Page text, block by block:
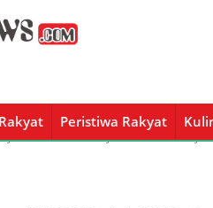
Peristiwa Rakyat
Peristiwa Rakyat Kuliner Rakyat